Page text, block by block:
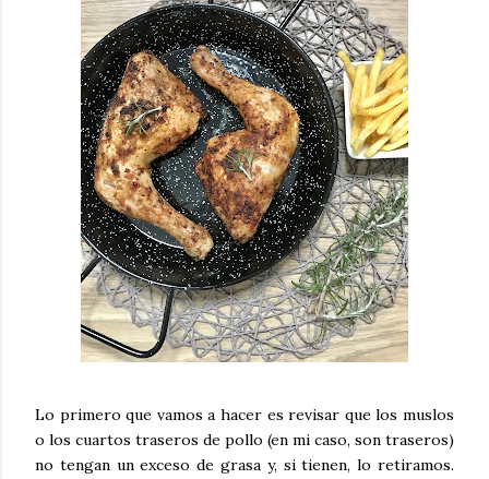
Lo primero que vamos a hacer es revisar que los muslos
o los cuartos traseros de pollo (en mi caso, son traseros)
no tengan un exceso de grasa y, si tienen, lo retiramos.